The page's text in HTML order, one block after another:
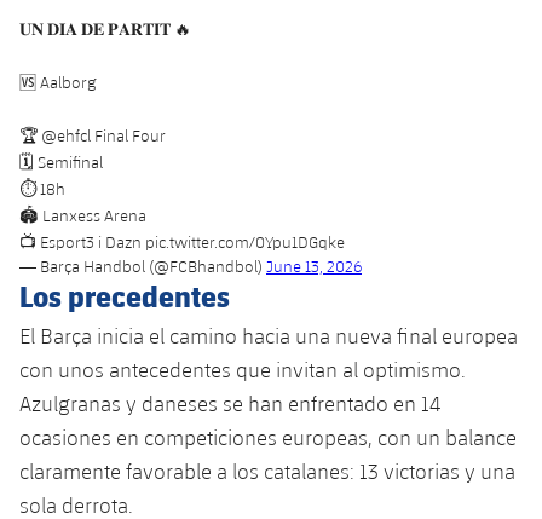
Servicios Médicos
Accesibilidad
Acreditaciones
𝐔𝐍 𝐃𝐈𝐀 𝐃𝐄 𝐏𝐀𝐑𝐓𝐈𝐓 🔥
🆚 Aalborg
🏆 @ehfcl Final Four
🗓️ Semifinal
⏱️ 18h
🏟️ Lanxess Arena
📺 Esport3 i Dazn pic.twitter.com/0Ypu1DGqke
— Barça Handbol (@FCBhandbol) June 13, 2026
Los precedentes
El Barça inicia el camino hacia una nueva final europea
con unos antecedentes que invitan al optimismo.
Azulgranas y daneses se han enfrentado en 14
ocasiones en competiciones europeas, con un balance
claramente favorable a los catalanes: 13 victorias y una
sola derrota.